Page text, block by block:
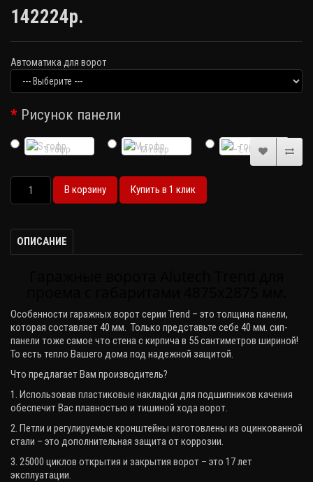
142224р.
Автоматика для ворот
Рисунок панели
S-гофр M-гофр L-гофр
В корзину Купить в 1 клик
ОПИСАНИЕ
Особенности гаражных ворот серии Trend – это толщина панели,
которая составляет 40 мм. Только представьте себе 40 мм. сип-
панели тоже самое что стена с кирпича в 55 сантиметров шириной!
То есть тепло Вашего дома под надежной защитой.
Что предлагает Вам производитель?
1. Использовав пластиковые накладки для подшипников качения
обеспечит Вас плавностью и тишиной хода ворот.
2. Петли и регулируемые кронштейны изготовлены из оцинкованной
стали – это дополнительная защита от коррозии.
3. 25000 циклов открытия и закрытия ворот – это 17 лет
эксплуатации.